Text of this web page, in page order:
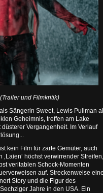
(Trailer und Filmkritik)
Sängerin Sweet, Lewis Pullman
Geheimnis, treffen am Lake
Vergangenheit. Im Verlauf
kein Film für zarte Gemüter, auch
höchst verwirrender Streifen,
veritablen Schock-Momenten
auf. Streckenweise eine
Story und die Figur des
Jahre in den USA. Ein